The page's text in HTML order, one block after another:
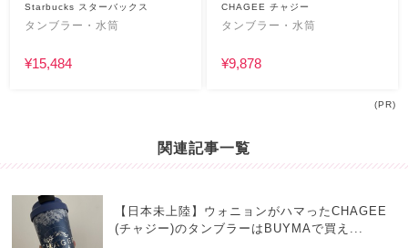
Starbucks スターバックス
タンブラー・水筒
¥15,484
CHAGEE チャジー
タンブラー・水筒
¥9,878
(PR)
関連記事一覧
【日本未上陸】ウォニョンがハマったCHAGEE
(チャジー)のタンブラーはBUYMAで買え...